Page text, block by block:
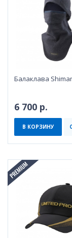
Балаклава
6 700 р.
В КОРЗИНУ